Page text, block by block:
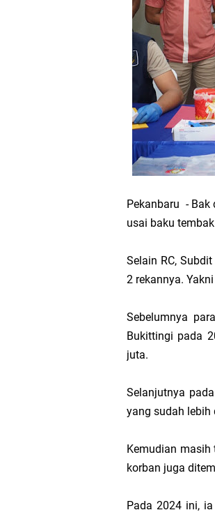
Pekanbaru - Bak
usai baku
Selain RC,
2 rekannya.
Sebelumnya
Bukittingi pada
juta.
Selanjutnya
yang sudah lebih
Kemudian masih
korban juga
Pada 2024 ini,